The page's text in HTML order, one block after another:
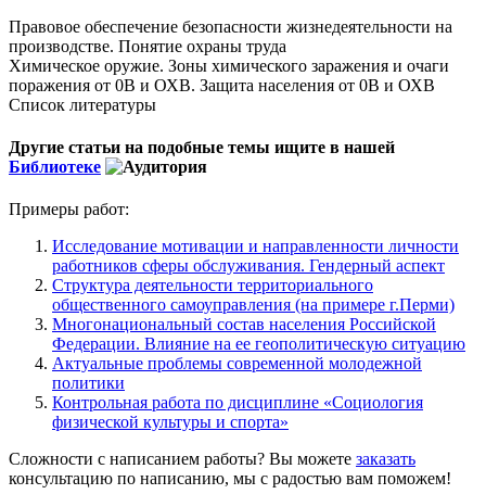
Правовое обеспечение безопасности жизнедеятельности на
производстве. Понятие охраны труда
Химическое оружие. Зоны химического заражения и очаги
поражения от 0В и ОХВ. Защита населения от 0В и ОХВ
Список литературы
Другие статьи на подобные темы ищите в нашей
Библиотеке
Примеры работ:
Исследование мотивации и направленности личности
работников сферы обслуживания. Гендерный аспект
Структура деятельности территориального
общественного самоуправления (на примере г.Перми)
Многонациональный состав населения Российской
Федерации. Влияние на ее геополитическую ситуацию
Актуальные проблемы современной молодежной
политики
Контрольная работа по дисциплине «Социология
физической культуры и спорта»
Сложности с написанием работы? Вы можете заказать
консультацию по написанию, мы с радостью вам поможем!